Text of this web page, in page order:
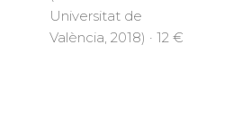
Universitat de
València, 2018) · 12 €